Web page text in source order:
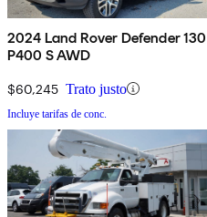
2024 Land Rover Defender 130
P400 S AWD
$60,245 Trato justo
Incluye tarifas de conc.